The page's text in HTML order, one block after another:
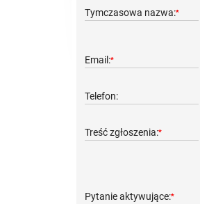
Tymczasowa nazwa:*
Email:*
Telefon:
Treść zgłoszenia:*
Pytanie aktywujące:*